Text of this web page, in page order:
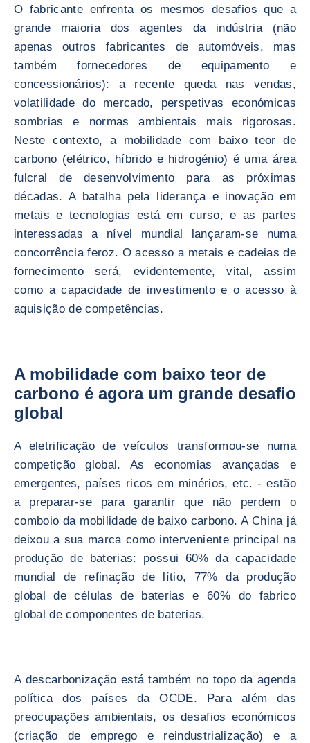
O fabricante enfrenta os mesmos desafios que a
grande maioria dos agentes da indústria (não
apenas outros fabricantes de automóveis, mas
também fornecedores de equipamento e
concessionários): a recente queda nas vendas,
volatilidade do mercado, perspetivas económicas
sombrias e normas ambientais mais rigorosas.
Neste contexto, a mobilidade com baixo teor de
carbono (elétrico, híbrido e hidrogénio) é uma área
fulcral de desenvolvimento para as próximas
décadas. A batalha pela liderança e inovação em
metais e tecnologias está em curso, e as partes
interessadas a nível mundial lançaram-se numa
concorrência feroz. O acesso a metais e cadeias de
fornecimento será, evidentemente, vital, assim
como a capacidade de investimento e o acesso à
aquisição de competências.
A mobilidade com baixo teor de
carbono é agora um grande desafio
global
A eletrificação de veículos transformou-se numa
competição global. As economias avançadas e
emergentes, países ricos em minérios, etc. - estão
a preparar-se para garantir que não perdem o
comboio da mobilidade de baixo carbono. A China já
deixou a sua marca como interveniente principal na
produção de baterias: possui 60% da capacidade
mundial de refinação de lítio, 77% da produção
global de células de baterias e 60% do fabrico
global de componentes de baterias.
A descarbonização está também no topo da agenda
política dos países da OCDE. Para além das
preocupações ambientais, os desafios económicos
(criação de emprego e reindustrialização) e a